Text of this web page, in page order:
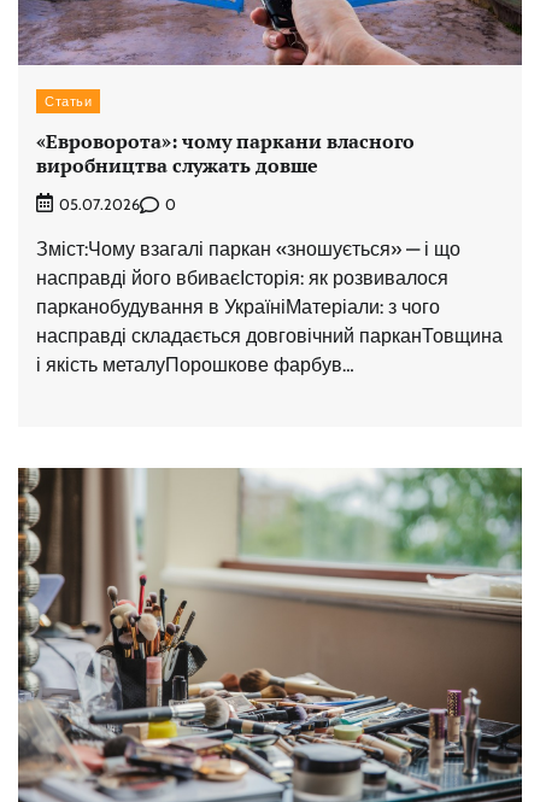
Статьи
«Евроворота»: чому паркани власного
виробництва служать довше
05.07.2026 0
Зміст:Чому взагалі паркан «зношується» — і що
насправді його вбиваєІсторія: як розвивалося
парканобудування в УкраїніМатеріали: з чого
насправді складається довговічний парканТовщина
і якість металуПорошкове фарбув…